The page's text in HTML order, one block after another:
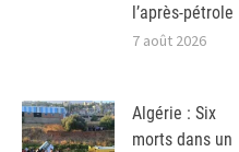
l’après-pétrole
7 août 2026
Algérie : Six
morts dans un